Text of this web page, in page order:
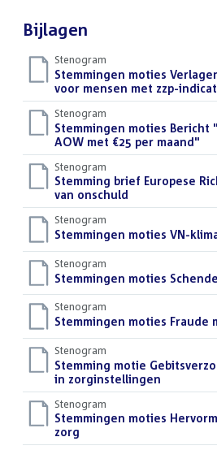
Bijlagen
Stenogram
Download
bestand:
Stemmingen moties
voor mensen met zzp-
Stenogram
Download
bestand:
Stemmingen moties Bericht
AOW met €25 per maand"
Stenogram
Download
bestand:
Stemming brief Europese
van onschuld
Stenogram
Download
bestand:
Stemmingen moties VN-
Stenogram
Download
bestand:
Stemmingen moties
Stenogram
Download
bestand:
Stemmingen moties Fraude
Stenogram
Download
bestand:
Stemming motie
in zorginstellingen
Stenogram
Download
bestand:
Stemmingen moties
zorg